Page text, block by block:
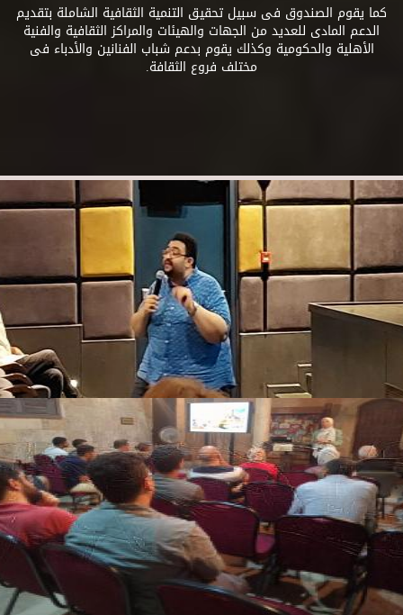
كما يقوم الصندوق فى سبيل تحقيق التنمية الثقافية الشاملة بتقديم
الدعم المادى للعديد من الجهات والهيئات والمراكز الثقافية والفنية
الأهلية والحكومية وكذلك يقوم بدعم شباب الفنانين والأدباء فى
مختلف فروع الثقافة.